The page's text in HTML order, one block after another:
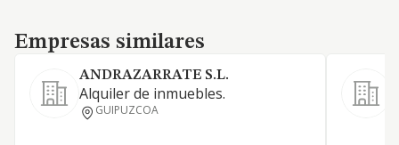
Empresas similares
Empresas similares
ANDRAZARRATE S.L.
Alquiler de inmuebles.
GUIPUZCOA